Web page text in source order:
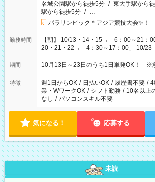
名城公園駅から徒歩5分 / 東大手駅から
駅から徒歩5分 / …
パラリンピック＊アジア競技大会✨！
勤務時間
【朝】 10/13・14・15→「6：00～21：
20・21・22→「4：30～17：00」 10/
【夕方】 10/16・17・19～21→「17：00
10/22→「17：00～24：30」 10/23→「16
け、夕方だけ、などもOKです！
期間 10月13日～23日のうち1日単発OK！ ※
特徴 週1日からOK / 日払いOK / 履歴書不要 /
業・WワークOK / シフト勤務 / 10名以上
なし / パソコンスキル不要
気になる！ 応募する
未読